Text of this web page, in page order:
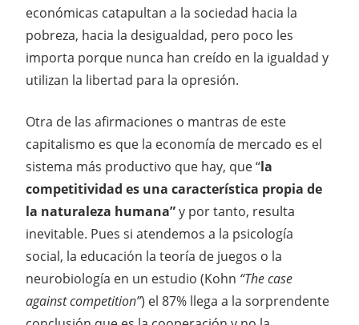
económicas catapultan a la sociedad hacia la
pobreza, hacia la desigualdad, pero poco les
importa porque nunca han creído en la igualdad y
utilizan la libertad para la opresión.
Otra de las afirmaciones o mantras de este
capitalismo es que la economía de mercado es el
sistema más productivo que hay, que “la
competitividad es una característica propia de
la naturaleza humana”y por tanto, resulta
inevitable. Pues si atendemos a la psicología
social, la educación la teoría de juegos o la
neurobiología en un estudio (Kohn “The case
against competition”) el 87% llega a la sorprendente